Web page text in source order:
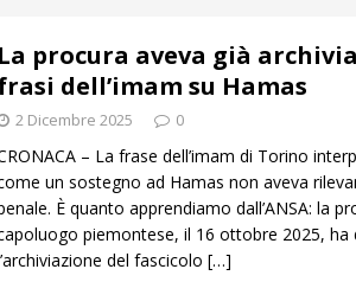
ITINERARI / Trenta chilometri su due ruote lungo il
Cuneo, stretta della Polizia: controlli, denunce e
La festa di San Rocco dimostra che Santo Stefano
La procura aveva già
dell’imam su Hamas
2 Dicembre 2025 0
– La frase dell’imam di Torino
un sostegno ad Hamas non aveva
È quanto apprendiamo dall’ANSA: la
piemontese, il 16 ottobre 2025, ha
del fascicolo […]